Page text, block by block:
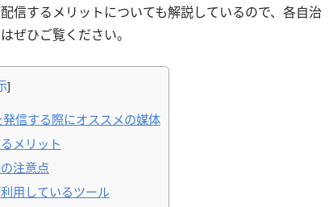
信するメリットについても解説しているので、各自治
ぜひご覧ください。
]
信する際にオススメの媒体
メリット
注意点
用しているツール